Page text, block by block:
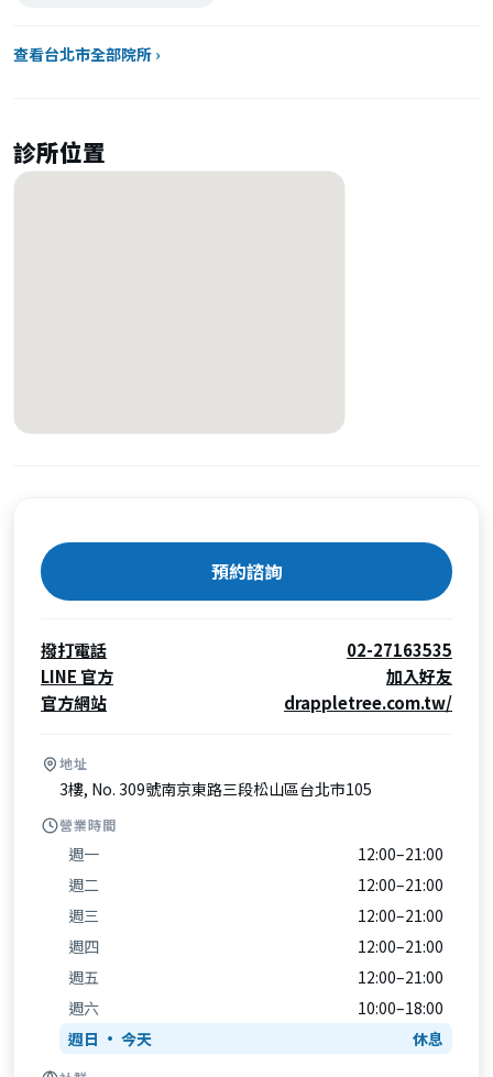
查看台北市全部院所 ›
診所位置
預約諮詢
撥打電話
02-27163535
LINE 官方
加入好友
官方網站
drappletree.com.tw/
地址
3樓, No. 309號南京東路三段松山區台北市105
營業時間
週一
12:00–21:00
週二
12:00–21:00
週三
12:00–21:00
週四
12:00–21:00
週五
12:00–21:00
週六
10:00–18:00
週日
休息